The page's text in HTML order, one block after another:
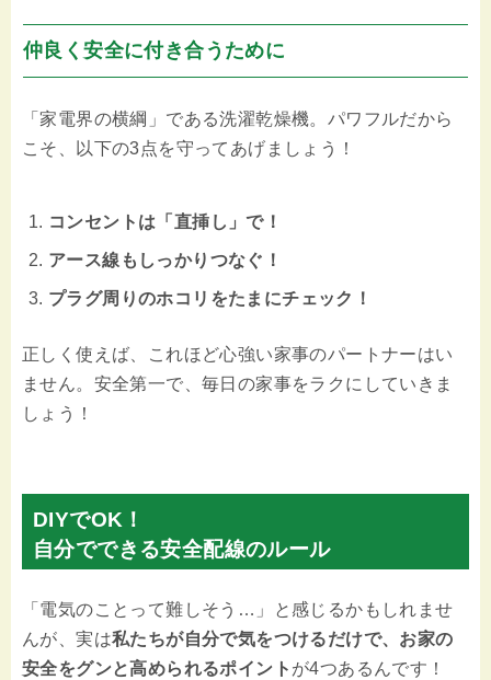
仲良く安全に付き合うために
「家電界の横綱」である洗濯乾燥機。パワフルだから
こそ、以下の3点を守ってあげましょう！
コンセントは「直挿し」で！
アース線もしっかりつなぐ！
プラグ周りのホコリをたまにチェック！
正しく使えば、これほど心強い家事のパートナーはい
ません。安全第一で、毎日の家事をラクにしていきま
しょう！
DIYでOK！
自分でできる安全配線のルール
「電気のことって難しそう…」と感じるかもしれませ
んが、実は私たちが自分で気をつけるだけで、お家の
安全をグンと高められるポイント が4つあるんです！